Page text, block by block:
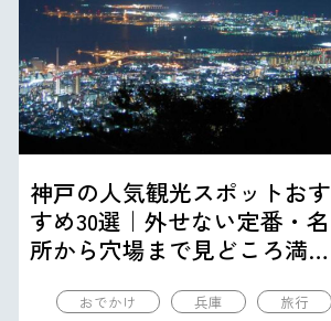
神戸の人気観光スポットおす
すめ30選｜外せない定番・名
所から穴場まで見どころ満載
おでかけ 兵庫 旅行